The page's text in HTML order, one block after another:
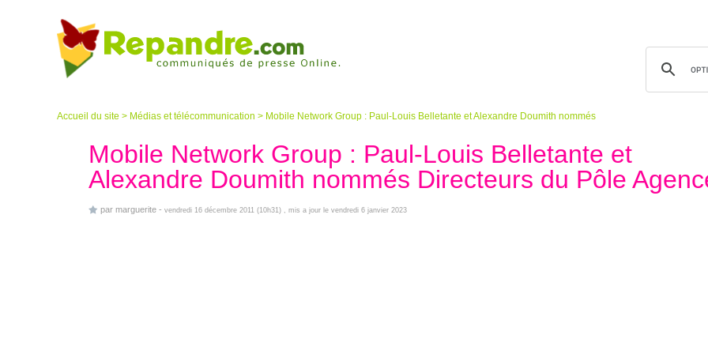
Accueil du site > Médias et télécommunication > Mobile Network Group : Paul-Louis Belletante et Alexandre Doumith nommés
Mobile Network Group : Paul-Louis Belletante et
Alexandre Doumith nommés Directeurs du Pôle
par marguerite - vendredi 16 décembre 2011 (10h31) , mis a jour le vendredi 6 janvier 2023